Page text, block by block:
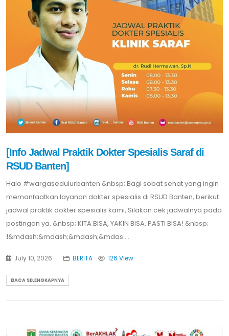
[Info Jadwal Praktik Dokter Spesialis Saraf di
RSUD Banten]
Halo #wargasedulurbanten &nbsp; Bagi sobat sehat yang ingin
memanfaatkan layanan dokter spesialis di RSUD Banten, berikut
jadwal praktik dokter spesialis kami, Silakan cek jadwalnya pada
postingan ya. &nbsp; KITA BISA, YAKIN BISA, PASTI BISA! &nbsp;
❗️&mdash;&mdash;&mdash;&mdas....
July 10, 2026 BERITA 126 View
BACA SELENGKAPNYA